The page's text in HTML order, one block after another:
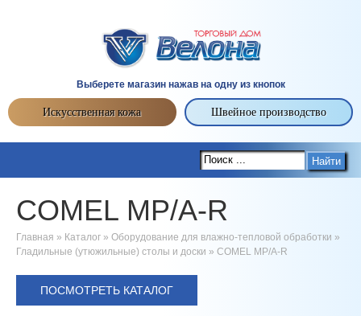
Выберете магазин нажав на одну из кнопок
Искусственная кожа Швейное производство
Найти
COMEL MP/A-R
Главная » Каталог » Оборудование для влажно-тепловой обработки »
Гладильные (утюжильные) столы и доски » COMEL MP/A-R
ПОСМОТРЕТЬ КАТАЛОГ